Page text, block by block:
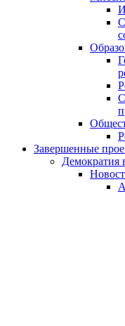
Завершенные
Демократия